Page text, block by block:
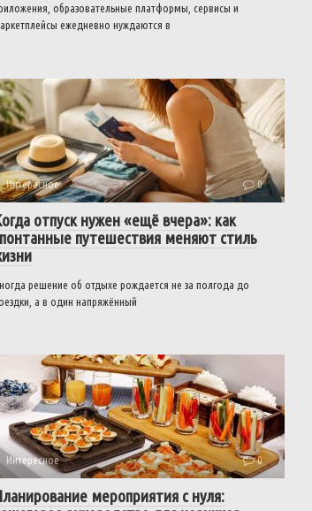
образовательные платформы, сервисы и
ежедневно нуждаются в
Интересное 0
отпуск нужен «ещё вчера»: как
путешествия меняют стиль
решение об отдыхе рождается не за полгода до
а в один напряжённый
Интересное 0
мероприятия с нуля: